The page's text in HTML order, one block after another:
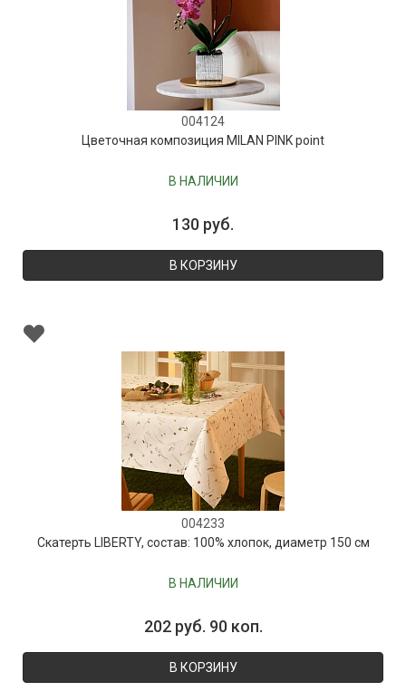
004124
Цветочная композиция MILAN PINK point
В НАЛИЧИИ
130 руб.
В КОРЗИНУ
004233
Скатерть LIBERTY, состав: 100% хлопок, диаметр 150 см
В НАЛИЧИИ
202 руб. 90 коп.
В КОРЗИНУ